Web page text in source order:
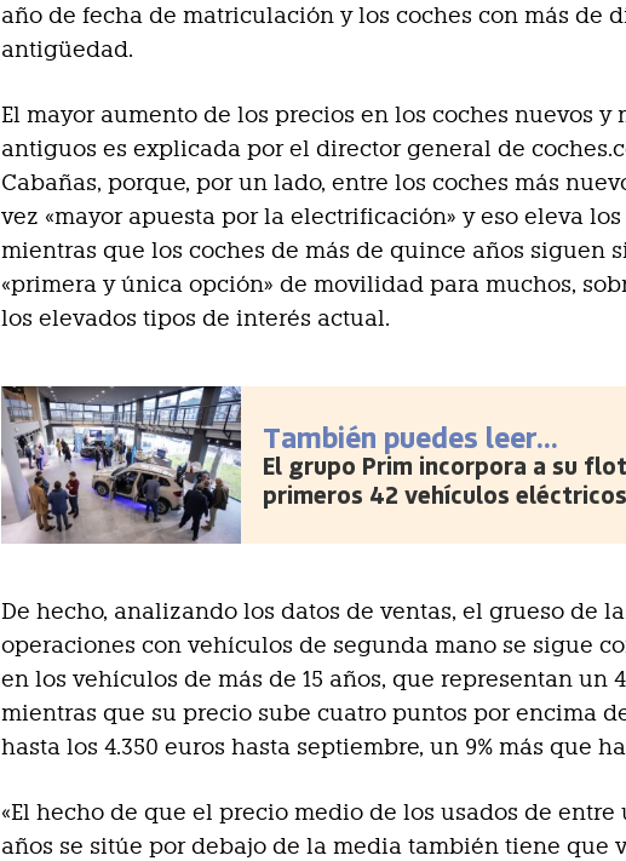
año de fecha de matriculación y los coches con más de
antigüedad.
El mayor aumento de los precios en los coches nuevos y
antiguos es explicada por el director general de
Cabañas, porque, por un lado, entre los coches más
vez «mayor apuesta por la electrificación» y eso eleva los
mientras que los coches de más de quince años siguen
«primera y única opción» de movilidad para muchos,
los elevados tipos de interés actual.
También puedes leer...
El grupo Prim incorpora a su
primeros 42 vehículos eléctricos
De hecho, analizando los datos de ventas, el grueso de
operaciones con vehículos de segunda mano se sigue
en los vehículos de más de 15 años, que representan un
mientras que su precio sube cuatro puntos por encima
hasta los 4.350 euros hasta septiembre, un 9% más que
«El hecho de que el precio medio de los usados de entre
años se sitúe por debajo de la media también tiene que